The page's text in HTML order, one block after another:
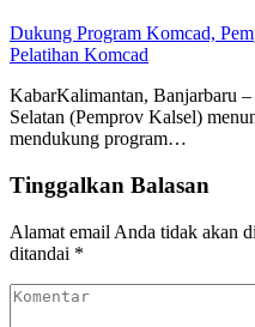
Dukung Program Komcad,
Pelatihan Komcad
KabarKalimantan, Banjarbaru
Selatan (Pemprov Kalsel)
mendukung program…
Tinggalkan Balasan
Alamat email Anda tidak akan
ditandai *